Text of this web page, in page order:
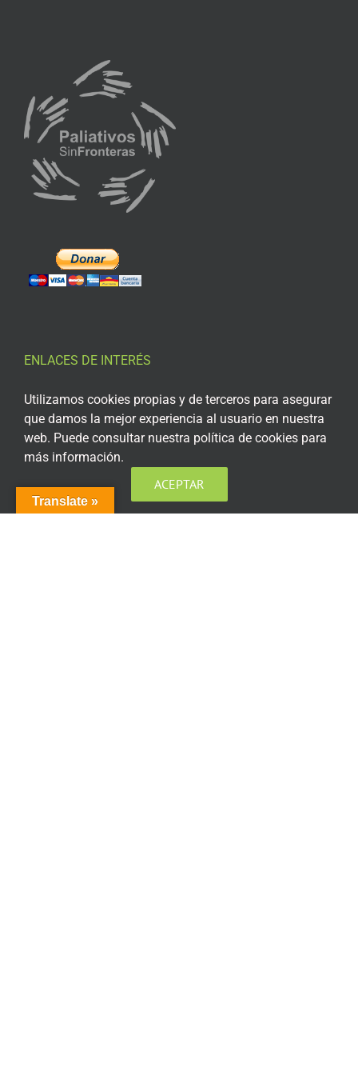
ENLACES DE INTERÉS
Aviso Legal
Política de privacidad
Política de privacidad Redes Sociales
Política de cookies
Translate »
Utilizamos cookies propias y de terceros para asegurar
que damos la mejor experiencia al usuario en nuestra
web. Puede consultar nuestra política de cookies para
más información.
ACEPTAR